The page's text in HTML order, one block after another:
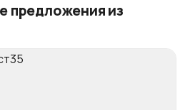
предложения из